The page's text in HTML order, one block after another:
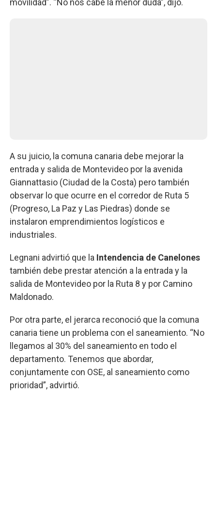
movilidad”. “No nos cabe la menor duda”, dijo.
A su juicio, la comuna canaria debe mejorar la
entrada y salida de Montevideo por la avenida
Giannattasio (Ciudad de la Costa) pero también
observar lo que ocurre en el corredor de Ruta 5
(Progreso, La Paz y Las Piedras) donde se
instalaron emprendimientos logísticos e
industriales.
Legnani advirtió que la Intendencia de Canelones
también debe prestar atención a la entrada y la
salida de Montevideo por la Ruta 8 y por Camino
Maldonado.
Por otra parte, el jerarca reconoció que la comuna
canaria tiene un problema con el saneamiento. “No
llegamos al 30% del saneamiento en todo el
departamento. Tenemos que abordar,
conjuntamente con OSE, al saneamiento como
prioridad”, advirtió.